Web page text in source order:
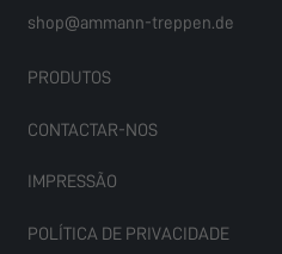
shop@ammann-treppen.de
PRODUTOS
CONTACTAR-NOS
IMPRESSÃO
POLÍTICA DE PRIVACIDADE